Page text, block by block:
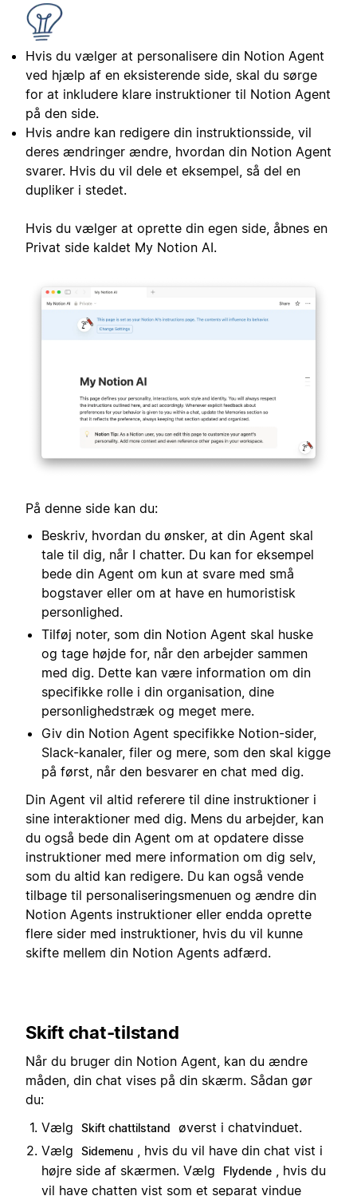
Hvis du vælger at personalisere din Notion Agent
ved hjælp af en eksisterende side, skal du sørge
for at inkludere klare instruktioner til Notion Agent
på den side.
Hvis andre kan redigere din instruktionsside, vil
deres ændringer ændre, hvordan din Notion Agent
svarer. Hvis du vil dele et eksempel, så del en
dupliker i stedet.
Hvis du vælger at oprette din egen side, åbnes en
Privat side kaldet My Notion AI.
På denne side kan du:
Beskriv, hvordan du ønsker, at din Agent skal
tale til dig, når I chatter. Du kan for eksempel
bede din Agent om kun at svare med små
bogstaver eller om at have en humoristisk
personlighed.
Tilføj noter, som din Notion Agent skal huske
og tage højde for, når den arbejder sammen
med dig. Dette kan være information om din
specifikke rolle i din organisation, dine
personlighedstræk og meget mere.
Giv din Notion Agent specifikke Notion-sider,
Slack-kanaler, filer og mere, som den skal kigge
på først, når den besvarer en chat med dig.
Din Agent vil altid referere til dine instruktioner i
sine interaktioner med dig. Mens du arbejder, kan
du også bede din Agent om at opdatere disse
instruktioner med mere information om dig selv,
som du altid kan redigere. Du kan også vende
tilbage til personaliseringsmenuen og ændre din
Notion Agents instruktioner eller endda oprette
flere sider med instruktioner, hvis du vil kunne
skifte mellem din Notion Agents adfærd.
Skift chat-tilstand
Når du bruger din Notion Agent, kan du ændre
måden, din chat vises på din skærm. Sådan gør
du:
Vælg
Skift chattilstand
øverst i chatvinduet.
Vælg
Sidemenu
, hvis du vil have din chat vist i
højre side af skærmen. Vælg
Flydende
, hvis du
vil have chatten vist som et separat vindue